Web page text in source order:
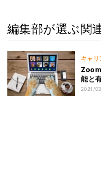
編集部が選ぶ関
キャリ
能と
2021/